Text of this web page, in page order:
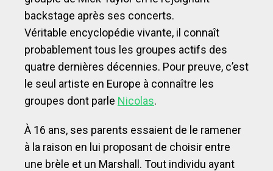
backstage après ses concerts.
Véritable encyclopédie vivante, il connaît
probablement tous les groupes actifs des
quatre dernières décennies. Pour preuve, c’est
le seul artiste en Europe à connaître les
groupes dont parle Nicolas.
À 16 ans, ses parents essaient de le ramener
à la raison en lui proposant de choisir entre
une brèle et un Marshall. Tout individu ayant